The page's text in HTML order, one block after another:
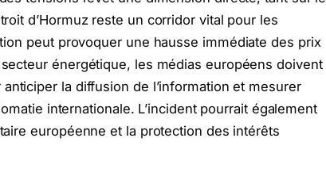
d’Hormuz reste un corridor vital pour les
peut provoquer une hausse immédiate des prix
énergétique, les médias européens doivent
la diffusion de l’information et mesurer
internationale. L’incident pourrait également
européenne et la protection des intérêts